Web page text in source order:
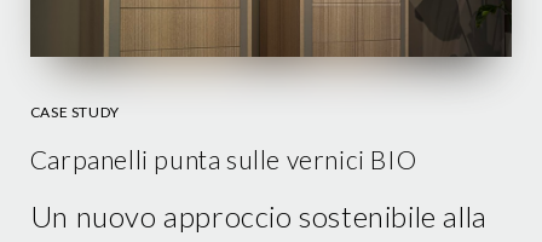
CASE STUDY
Carpanelli punta sulle vernici BIO
Un nuovo approccio sostenibile alla